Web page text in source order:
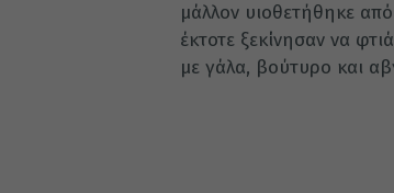
μάλλον υιοθετήθηκε
έκτοτε ξεκίνησαν να
με γάλα, βούτυρο και